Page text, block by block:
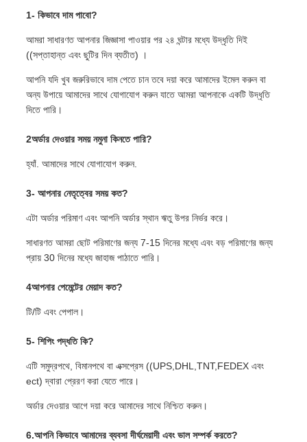
1- কিভাবে দাম পাবো?
আমরা সাধারণত আপনার জিজ্ঞাসা পাওয়ার পর ২৪ ঘন্টার মধ্যে উদ্ধৃতি দিই
((সপ্তাহান্ত এবং ছুটির দিন ব্যতীত) ।
আপনি যদি খুব জরুরিভাবে দাম পেতে চান তবে দয়া করে আমাদের ইমেল করুন বা
অন্য উপায়ে আমাদের সাথে যোগাযোগ করুন যাতে আমরা আপনাকে একটি উদ্ধৃতি
দিতে পারি।
2অর্ডার দেওয়ার সময় নমুনা কিনতে পারি?
হ্যাঁ. আমাদের সাথে যোগাযোগ করুন.
3- আপনার নেতৃত্বের সময় কত?
এটা অর্ডার পরিমাণ এবং আপনি অর্ডার স্থান ঋতু উপর নির্ভর করে।
সাধারণত আমরা ছোট পরিমাণের জন্য 7-15 দিনের মধ্যে এবং বড় পরিমাণের জন্য
প্রায় 30 দিনের মধ্যে জাহাজ পাঠাতে পারি।
4আপনার পেমেন্টের মেয়াদ কত?
টি/টি এবং পেপাল।
5- শিপিং পদ্ধতি কি?
এটি সমুদ্রপথে, বিমানপথে বা এক্সপ্রেস ((UPS,DHL,TNT,FEDEX এবং
ect) দ্বারা প্রেরণ করা যেতে পারে।
অর্ডার দেওয়ার আগে দয়া করে আমাদের সাথে নিশ্চিত করুন।
6.আপনি কিভাবে আমাদের ব্যবসা দীর্ঘমেয়াদী এবং ভাল সম্পর্ক করতে?